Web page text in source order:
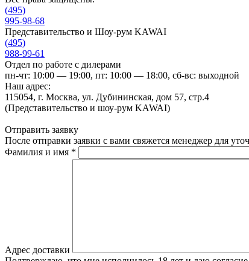
(495)
995-98-68
Представительство и Шоу-рум KAWAI
(495)
988-99-61
Отдел по работе с дилерами
пн-чт: 10:00 — 19:00, пт: 10:00 — 18:00, сб-вс: выходной
Наш адрес:
115054, г. Москва, ул. Дубининская, дом 57, стр.4
(Представительство и шоу-рум KAWAI)
Отправить заявку
После отправки заявки с вами свяжется менеджер для
Фамилия и имя *
Адрес доставки